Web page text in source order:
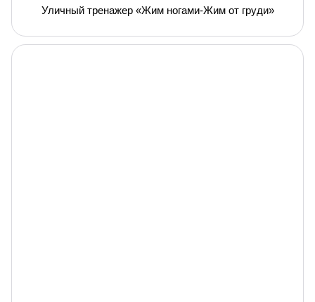
Уличный тренажер «Жим ногами-Жим от груди»